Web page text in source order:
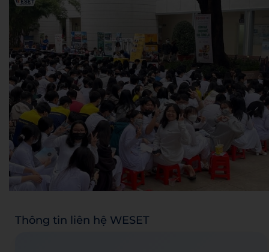
Thông tin liên hệ WESET